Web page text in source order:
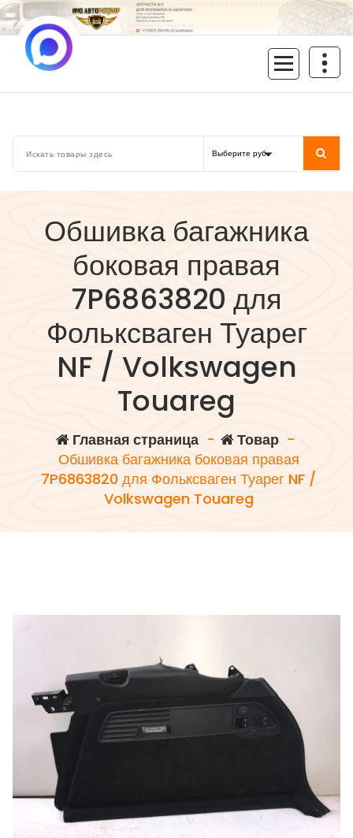
Перейти
к
содержимому
Обшивка багажника
боковая правая
7P6863820 для
Фольксваген Туарег
NF / Volkswagen
Touareg
Главная страница- Товар-
Обшивка багажника боковая правая
7P6863820 для Фольксваген Туарег NF /
Volkswagen Touareg